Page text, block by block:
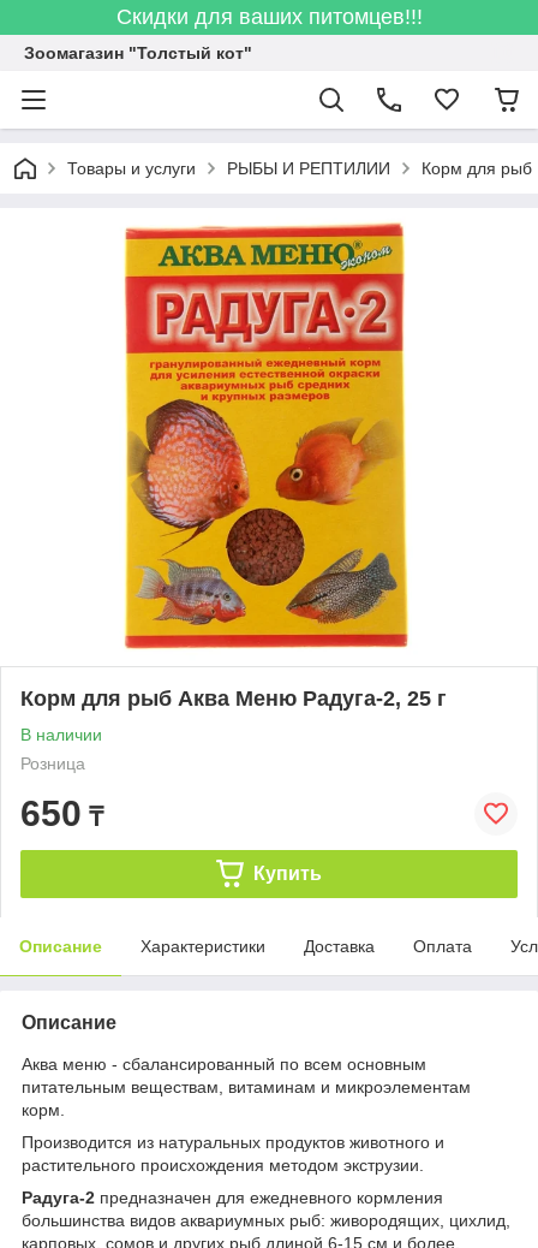
Скидки для ваших питомцев!!!
Зоомагазин "Толстый кот"
Товары и услуги РЫБЫ И РЕПТИЛИИ Корм для рыб
Корм для рыб Аква Меню Радуга-2, 25 г
В наличии
Розница
650 ₸
Купить
Описание Характеристики Доставка Оплата
Описание
Аква меню - сбалансированный по всем основным
питательным веществам, витаминам и микроэлементам
корм.
Производится из натуральных продуктов животного и
растительного происхождения методом экструзии.
Радуга-2 предназначен для ежедневного кормления
большинства видов аквариумных рыб: живородящих, цихлид,
карповых, сомов и других рыб длиной 6-15 см и более.